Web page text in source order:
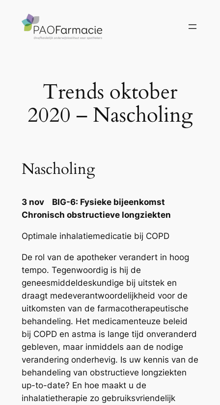
Trends oktober
2020 – Nascholing
Nascholing
3 nov BIG-6: Fysieke bijeenkomst
Chronisch obstructieve longziekten
Optimale inhalatiemedicatie bij COPD
De rol van de apotheker verandert in hoog
tempo. Tegenwoordig is hij de
geneesmiddeldeskundige bij uitstek en
draagt medeverantwoordelijkheid voor de
uitkomsten van de farmacotherapeutische
behandeling. Het medicamenteuze beleid
bij COPD en astma is lange tijd onveranderd
gebleven, maar inmiddels aan de nodige
verandering onderhevig. Is uw kennis van de
behandeling van obstructieve longziekten
up-to-date? En hoe maakt u de
inhalatietherapie zo gebruiksvriendelijk